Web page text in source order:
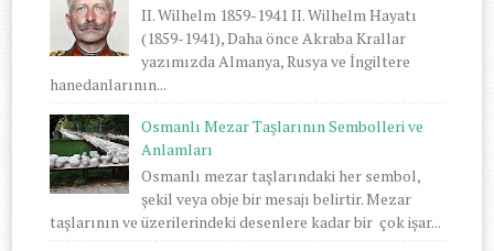
II. Wilhelm 1859-1941 II. Wilhelm Hayatı
(1859-1941), Daha önce Akraba Krallar
yazımızda Almanya, Rusya ve İngiltere
hanedanlarının...
Osmanlı Mezar Taşlarının Sembolleri ve
Anlamları
Osmanlı mezar taşlarındaki her sembol,
şekil veya obje bir mesajı belirtir. Mezar
taşlarının ve üzerilerindeki desenlere kadar bir çok işar...